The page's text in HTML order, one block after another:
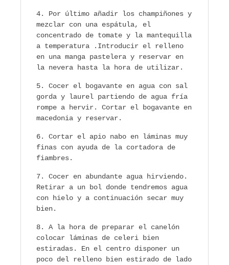
Por último añadir los champiñones y
mezclar con una espátula, el
concentrado de tomate y la mantequilla
a temperatura .Introducir el relleno
en una manga pastelera y reservar en
la nevera hasta la hora de utilizar.
Cocer el bogavante en agua con sal
gorda y laurel partiendo de agua fría
rompe a hervir. Cortar el bogavante en
macedonia y reservar.
Cortar el apio nabo en láminas muy
finas con ayuda de la cortadora de
fiambres.
Cocer en abundante agua hirviendo.
Retirar a un bol donde tendremos agua
con hielo y a continuación secar muy
bien.
A la hora de preparar el canelón
colocar láminas de celeri bien
estiradas. En el centro disponer un
poco del relleno bien estirado de lado